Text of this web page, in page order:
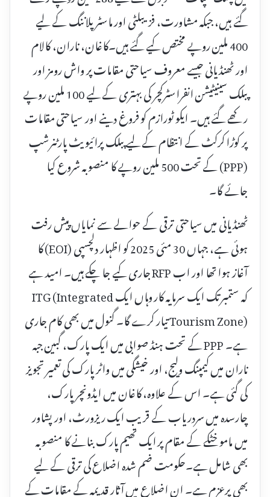
گئے ہیں، جبکہ مشاورت، فزیبلٹی اور ماسٹر پلاننگ کے لیے
400 ملین روپے مختص کیے گئے ہیں۔کاغان، ناران، کالام
اور ٹھنڈیانی جیسے معروف سیاحتی مقامات پر واش رومز اور
پبلک سینیٹیشن انفراسٹرکچر کی بہتری کے لیے 100 ملین روپے
رکھے گئے ہیں۔ ایکو ٹورازم کو فروغ دینے اور سیاحتی مقامات
پر کوڑا کرکٹ کے انتظام کے لیے پبلک پرائیویٹ پارٹنرشپ
(PPP) کے تحت 500 ملین روپے کا منصوبہ شروع کیا
جائے گا۔
ٹھنڈیانی میں سیاحتی ترقی کے حوالے سے نمایاں پیش رفت
ہوئی ہے، جہاں 30 مئی 2025 کو اظہار دلچسپی (EOI) کا
آغاز ہوا تھا اور اب RFP جاری کیے جا چکے ہیں۔ امید ہے
کہ ستمبر تک ایک سرمایہ کار وہاں ایک ITG (Integrated
Tourism Zone) تیار کرے گا۔ گنول میں بھی کام جاری
ہے۔ PPP کے تحت ہنڈ صوابی میں ایک پارک، گبین جبہ
ناران میں کیمپنگ ولیج، اور خیشگی میں واٹر پارک کی تعمیر تجویز
کی گئی ہے۔ اس کے علاوہ، کاغان میں ایڈونچر پارک،
چارسدہ میں سردریاب کے قریب ایک ریزورٹ، اور پشاور
میں مامو خٹکے کے مقام پر ایک تھیم پارک بنانے کا منصوبہ
بھی شامل ہے۔حکومت ضم شدہ اضلاع کی ترقی کے لیے
بھی پرعزم ہے۔ ان اضلاع میں آثار قدیمہ کے مقامات کے